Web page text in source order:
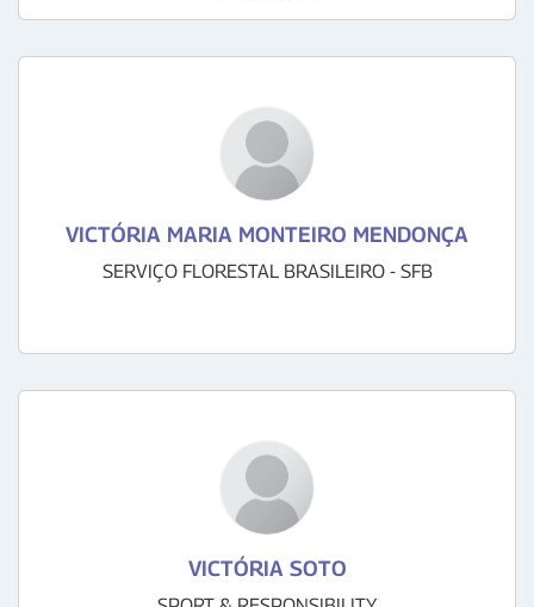
VICTÓRIA MARIA MONTEIRO MENDONÇA
SERVIÇO FLORESTAL BRASILEIRO - SFB
VICTÓRIA SOTO